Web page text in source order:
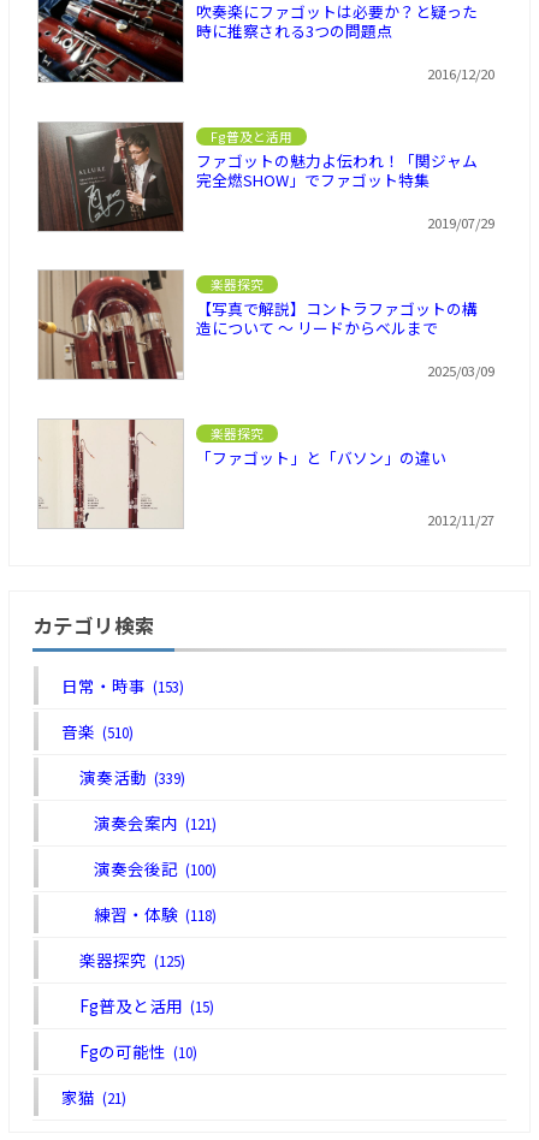
吹奏楽にファゴットは必要か？と疑った
時に推察される3つの問題点
2016/12/20
Fg普及と活用
ファゴットの魅力よ伝われ！「関ジャム
完全燃SHOW」でファゴット特集
2019/07/29
楽器探究
【写真で解説】コントラファゴットの構
造について ～ リードからベルまで
2025/03/09
楽器探究
「ファゴット」と「バソン」の違い
2012/11/27
カテゴリ検索
日常・時事(153)
音楽(510)
演奏活動(339)
演奏会案内(121)
演奏会後記(100)
練習・体験(118)
楽器探究(125)
Fg普及と活用(15)
Fgの可能性(10)
家猫(21)